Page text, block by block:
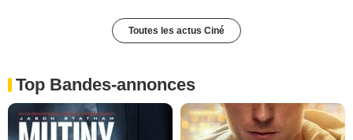
Toutes les actus Ciné
Top Bandes-annonces